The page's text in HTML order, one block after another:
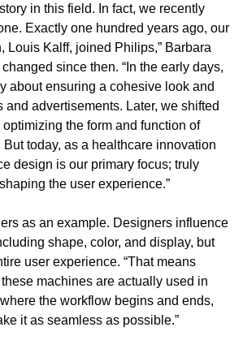
in this field. In fact, we recently
Exactly one hundred years ago, our
Louis Kalff, joined Philips,” Barbara
since then. “In the early days,
about ensuring a cohesive look and
and advertisements. Later, we shifted
the form and function of
today, as a healthcare innovation
design is our primary focus; truly
the user experience.”
as an example. Designers influence
shape, color, and display, but
user experience. “That means
machines are actually used in
the workflow begins and ends,
it as seamless as possible.”